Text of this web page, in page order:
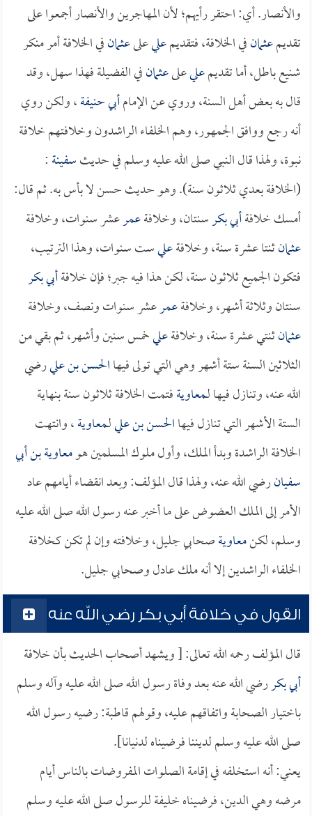
والأنصار. أي: احتقر رأيهم؛ لأن المهاجرين والأنصار أجمعوا على
تقديمعثمانفي الخلافة، فتقديمعليعلىعثمانفي الخلافة أمر منكر
شنيع باطل، أما تقديمعليعلىعثمانفي الفضيلة فهذا سهل، وقد
قال به بعض أهل السنة، وروي عن الإمامأبي حنيفة، ولكن روي
أنه رجع ووافق الجمهور، وهم الخلفاء الراشدون وخلافتهم خلافة
نبوة، ولهذا قال النبي صلى الله عليه وسلم في حديثسفينة:
(الخلافة بعدي ثلاثون سنة). وهو حديث حسن لا بأس به. ثم قال:
أمسك خلافةأبي بكرسنتان، وخلافةعمرعشر سنوات، وخلافة
عثمانثنتا عشرة سنة، وخلافةعليست سنوات، وهذا الترتيب،
فتكون الجميع ثلاثون سنة، لكن هذا فيه جبر؛ فإن خلافةأبي بكر
سنتان وثلاثة أشهر، وخلافةعمرعشر سنوات ونصف، وخلافة
عثمانثنتي عشرة سنة، وخلافةعليخمس سنين وأشهر، ثم بقي من
الثلاثين السنة ستة أشهر وهي التي تولى فيهاالحسن بن عليرضي
الله عنه، وتنازل فيها لـمعاويةفتمت الخلافة ثلاثون سنة بنهاية
الستة الأشهر التي تنازل فيهاالحسن بن عليلـمعاوية، وانتهت
الخلافة الراشدة وبدأ الملك، وأول ملوك المسلمين هومعاوية بن أبي
سفيانرضي الله عنه، ولهذا قال المؤلف: وبعد انقضاء أيامهم عاد
الأمر إلى الملك العضوض على ما أخبر عنه رسول الله صلى الله عليه
وسلم، لكنمعاويةصحابي جليل، وخلافته وإن لم تكن كخلافة
الخلفاء الراشدين إلا أنه ملك عادل وصحابي جليل.
القول في خلافة أبي بكر رضي الله عنه
قال المؤلف رحمه الله تعالى: [ ويشهد أصحاب الحديث بأن خلافة
أبي بكررضي الله عنه بعد وفاة رسول الله صلى الله عليه وآله وسلم
باختيار الصحابة واتفاقهم عليه، وقولهم قاطبة: رضيه رسول الله
صلى الله عليه وسلم لديننا فرضيناه لدنيانا].
يعني: أنه استخلفه في إقامة الصلوات المفروضات بالناس أيام
مرضه وهي الدين، فرضيناه خليفة للرسول صلى الله عليه وسلم